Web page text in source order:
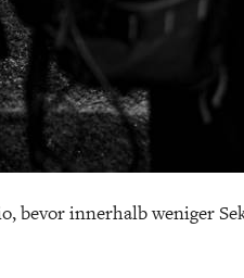
bevor innerhalb weniger